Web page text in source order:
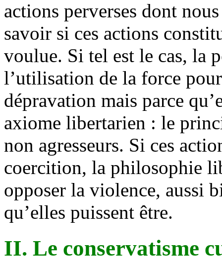
actions perverses dont
savoir si ces actions
voulue. Si tel est le cas, la
l’utilisation de la force
dépravation mais parce
axiome libertarien : le
non agresseurs. Si ces
coercition, la philosophie
opposer la violence, aussi
qu’elles puissent être.
II. Le conservatisme